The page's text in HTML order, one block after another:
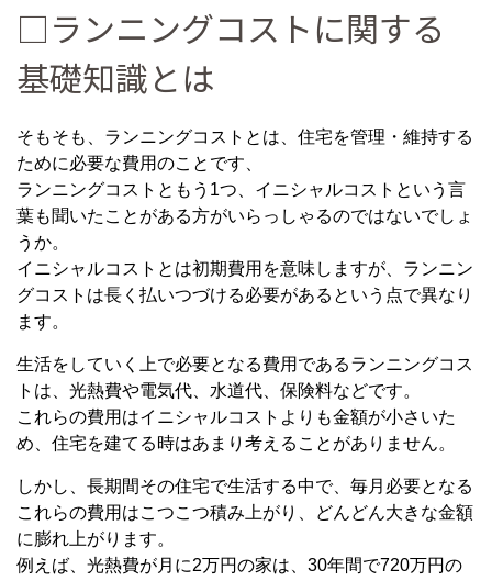
□ランニングコストに関する
基礎知識とは
そもそも、ランニングコストとは、住宅を管理・維持する
ために必要な費用のことです、
ランニングコストともう1つ、イニシャルコストという言
葉も聞いたことがある方がいらっしゃるのではないでしょ
うか。
イニシャルコストとは初期費用を意味しますが、ランニン
グコストは長く払いつづける必要があるという点で異なり
ます。
生活をしていく上で必要となる費用であるランニングコス
トは、光熱費や電気代、水道代、保険料などです。
これらの費用はイニシャルコストよりも金額が小さいた
め、住宅を建てる時はあまり考えることがありません。
しかし、長期間その住宅で生活する中で、毎月必要となる
これらの費用はこつこつ積み上がり、どんどん大きな金額
に膨れ上がります。
例えば、光熱費が月に2万円の家は、30年間で720万円の